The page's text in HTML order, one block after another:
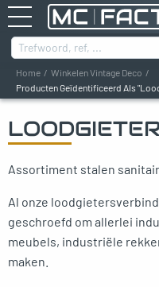
Zoeken naar :
Home
Winkelen Vintage Deco
Producten Geïdentificeerd Als
Assortiment stalen
Al onze
geschroefd om allerlei
meubels, industriële
maken.
menu
menu
menu